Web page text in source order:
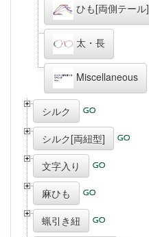
ひも[両側テール]
太・長
Miscellaneous
シルク
シルク[両紐型]
文字入り
麻ひも
蝋引き紐